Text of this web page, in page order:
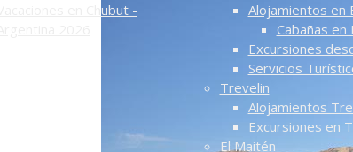
en Chubut -
Alojamientos en
Cabañas en
Excursiones
Servicios
Trevelin
Alojamientos
Excursiones en
El Maitén